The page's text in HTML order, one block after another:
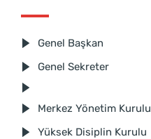
Genel Başkan
Genel Sekreter
Merkez Yönetim Kurulu
Yüksek Disiplin Kurulu